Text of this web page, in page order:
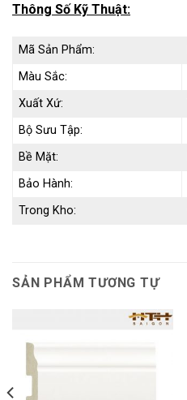
Thông Số Kỹ Thuật:
Mã Sản Phẩm:
Màu Sắc:
Xuất Xứ:
Bộ Sưu Tập:
Bề Mặt:
Bảo Hành:
Trong Kho:
SẢN PHẨM TƯƠNG TỰ